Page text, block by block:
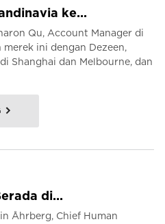
ke...
Qu, Account Manager di
ini dengan Dezeen,
Shanghai dan Melbourne, dan
di...
Åhrberg, Chief Human